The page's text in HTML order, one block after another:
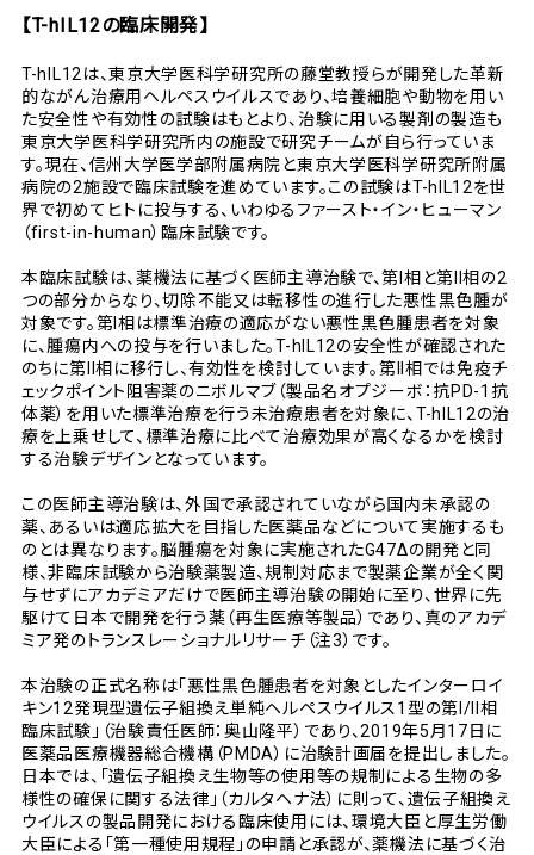
【T-hIL12の臨床開発】
T-hIL12は、東京大学医科学研究所の藤堂教授らが開発した革新
的ながん治療用ヘルペスウイルスであり、培養細胞や動物を用い
た安全性や有効性の試験はもとより、治験に用いる製剤の製造も
東京大学医科学研究所内の施設で研究チームが自ら行っていま
す。現在、信州大学医学部附属病院と東京大学医科学研究所附属
病院の2施設で臨床試験を進めています。この試験はT-hIL12を世
界で初めてヒトに投与する、いわゆるファースト・イン・ヒューマン
（first-in-human）臨床試験です。
本臨床試験は、薬機法に基づく医師主導治験で、第I相と第II相の2
つの部分からなり、切除不能又は転移性の進行した悪性黒色腫が
対象です。第I相は標準治療の適応がない悪性黒色腫患者を対象
に、腫瘍内への投与を行いました。T-hIL12の安全性が確認された
のちに第II相に移行し、有効性を検討しています。第II相では免疫チ
ェックポイント阻害薬のニボルマブ（製品名オプジーボ：抗PD-1抗
体薬）を用いた標準治療を行う未治療患者を対象に、T-hIL12の治
療を上乗せして、標準治療に比べて治療効果が高くなるかを検討
する治験デザインとなっています。
この医師主導治験は、外国で承認されていながら国内未承認の
薬、あるいは適応拡大を目指した医薬品などについて実施するも
のとは異なります。脳腫瘍を対象に実施されたG47Δの開発と同
様、非臨床試験から治験薬製造、規制対応まで製薬企業が全く関
与せずにアカデミアだけで医師主導治験の開始に至り、世界に先
駆けて日本で開発を行う薬（再生医療等製品）であり、真のアカデ
ミア発のトランスレーショナルリサーチ（注3）です。
本治験の正式名称は「悪性黒色腫患者を対象としたインターロイ
キン12発現型遺伝子組換え単純ヘルペスウイルス1型の第I/II相
臨床試験」（治験責任医師：奥山隆平）であり、2019年5月17日に
医薬品医療機器総合機構（PMDA）に治験計画届を提出しました。
日本では、「遺伝子組換え生物等の使用等の規制による生物の多
様性の確保に関する法律」（カルタヘナ法）に則って、遺伝子組換え
ウイルスの製品開発における臨床使用には、環境大臣と厚生労働
大臣による「第一種使用規程」の申請と承認が、薬機法に基づく治